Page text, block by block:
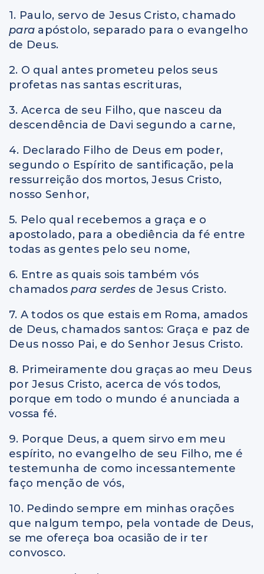
1. Paulo, servo de Jesus Cristo, chamado
para apóstolo, separado para o evangelho
de Deus.
2. O qual antes prometeu pelos seus
profetas nas santas escrituras,
3. Acerca de seu Filho, que nasceu da
descendência de Davi segundo a carne,
4. Declarado Filho de Deus em poder,
segundo o Espírito de santificação, pela
ressurreição dos mortos, Jesus Cristo,
nosso Senhor,
5. Pelo qual recebemos a graça e o
apostolado, para a obediência da fé entre
todas as gentes pelo seu nome,
6. Entre as quais sois também vós
chamadospara serdes de Jesus Cristo.
7. A todos os que estais em Roma, amados
de Deus, chamados santos: Graça e paz de
Deus nosso Pai, e do Senhor Jesus Cristo.
8. Primeiramente dou graças ao meu Deus
por Jesus Cristo, acerca de vós todos,
porque em todo o mundo é anunciada a
vossa fé.
9. Porque Deus, a quem sirvo em meu
espírito, no evangelho de seu Filho, me é
testemunha de como incessantemente
faço menção de vós,
10. Pedindo sempre em minhas orações
que nalgum tempo, pela vontade de Deus,
se me ofereça boa ocasião de ir ter
convosco.